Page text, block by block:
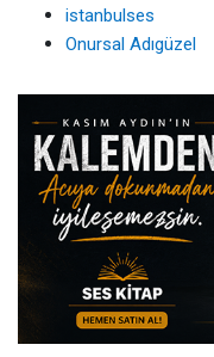
istanbulses
Onursal Adıgüzel